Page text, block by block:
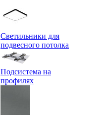
Светильники для
подвесного потолка
Подсистема на
профилях